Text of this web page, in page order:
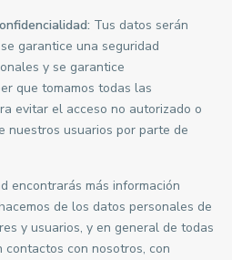
Tus datos serán
garantice una seguridad
y se garantice
que tomamos todas las
evitar el acceso no autorizado o
nuestros usuarios por parte de
encontrarás más información
de los datos personales de
y usuarios, y en general de todas
con nosotros, con